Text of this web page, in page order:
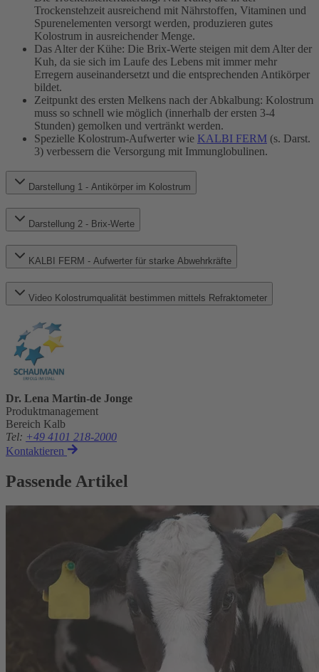
Trockenstehzeit ausreichend mit Nährstoffen, Vitaminen und
Spurenelementen versorgt werden, produzieren gutes
Kolostrum in ausreichender Menge.
Das Alter der Kühe: Die Brix-Werte steigen mit dem Alter der
Kuh, da sie sich im Laufe des Lebens mit immer mehr
Erregern auseinandersetzt und die entsprechenden Antikörper
bildet.
Zeitpunkt des ersten Melkens nach der Abkalbung: Kolostrum
muss so schnell wie möglich (innerhalb der ersten 3-4
Stunden) gemolken und vertränkt werden.
Spezielle Kolostrum-Aufwerter wie KALBI FERM (s. Darst.
3) verbessern die Versorgung mit Immunglobulinen.
Darstellung 1 - Antikörper im Kolostrum
Darstellung 2 - Brix-Werte
KALBI FERM - Aufwerter für starke Abwehrkräfte
Video Kolostrumqualität bestimmen mittels Refraktometer
Dr. Lena Martin-de Jonge
Produktmanagement
Bereich Kalb
Tel: +49 4101 218-2000
Kontaktieren
Passende Artikel